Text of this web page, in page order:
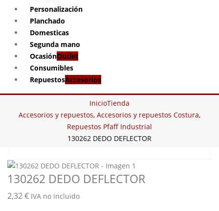
Personalización
Planchado
Domesticas
Segunda mano
OcasiónOutlet
Consumibles
RepuestosAccesorios
InicioTienda
Accesorios y repuestos, Accesorios y repuestos Costura,
Repuestos Pfaff Industrial
130262 DEDO DEFLECTOR
130262 DEDO DEFLECTOR
2,32€ IVA no incluido